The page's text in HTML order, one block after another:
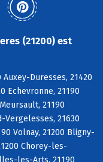
(21200) est
Duresses, 21420
Echevronne, 21190
21190
Vergelesses, 21630
Volnay, 21200 Bligny-
Chorey-les-